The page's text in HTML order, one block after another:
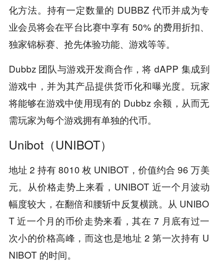
化方法。持有一定数量的 DUBBZ 代币并成为专
业会员将会在平台比赛中享有 50% 的费用折扣、
独家锦标赛、抢先体验功能、游戏等等。
Dubbz 团队与游戏开发商合作，将 dAPP 集成到
游戏中，并为其产品提供货币化和曝光度。玩家
将能够在游戏中使用现有的 Dubbz 余额，从而无
需玩家为每个游戏拥有单独的代币。
Unibot（UNIBOT）
地址 2 持有 8010 枚 UNIBOT，价值约合 96 万美
元。从价格走势上来看，UNIBOT 近一个月波动
幅度较大，在翻倍和腰斩中反复横跳。从 UNIBO
T 近一个月的币价走势来看，其在 7 月底有过一
次小的价格高峰，而这也是地址 2 第一次持有 U
NIBOT 的时间。